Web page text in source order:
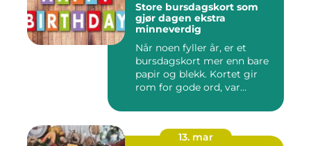
Store bursdagskort som
gjør dagen ekstra
minneverdig
Når noen fyller år, er et
bursdagskort mer enn bare
papir og blekk. Kortet gir
rom for gode ord, var...
13. mar